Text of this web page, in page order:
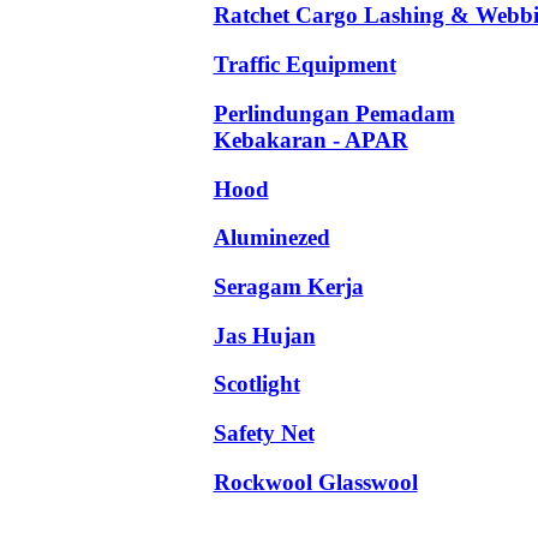
Ratchet Cargo Lashing &
Traffic Equipment
Perlindungan Pemadam
Kebakaran - APAR
Hood
Aluminezed
Seragam Kerja
Jas Hujan
Scotlight
Safety Net
Rockwool Glasswool